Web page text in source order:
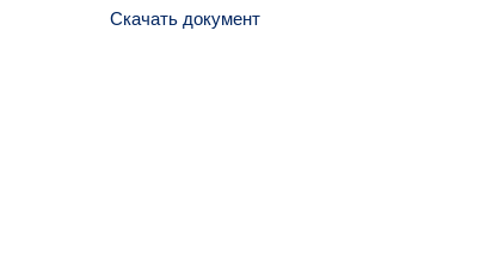
Скачать документ